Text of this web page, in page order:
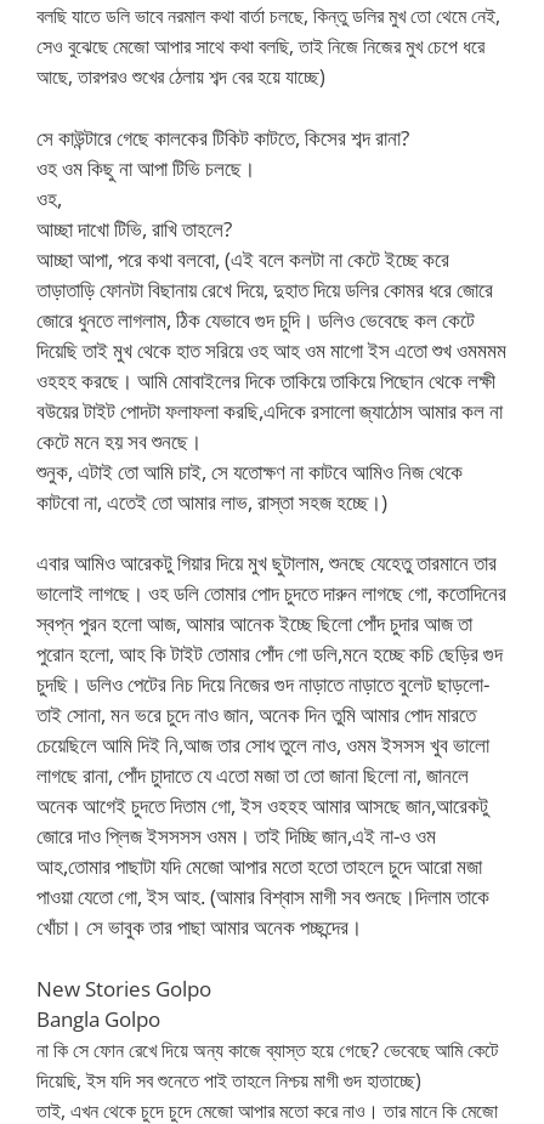
বলছি যাতে ডলি ভাবে নরমাল কথা বার্তা চলছে, কিন্তু ডলির মুখ তো থেমে নেই,
সেও বুঝেছে মেজো আপার সাথে কথা বলছি, তাই নিজে নিজের মুখ চেপে ধরে
আছে, তারপরও শুখের ঠেলায় শব্দ বের হয়ে যাচ্ছে)
সে কাউন্টারে গেছে কালকের টিকিট কাটতে, কিসের শব্দ রানা?
ওহ ওম কিছু না আপা টিভি চলছে।
ওহ,
আচ্ছা দাখো টিভি, রাখি তাহলে?
আচ্ছা আপা, পরে কথা বলবো, (এই বলে কলটা না কেটে ইচ্ছে করে
তাড়াতাড়ি ফোনটা বিছানায় রেখে দিয়ে, দুহাত দিয়ে ডলির কোমর ধরে জোরে
জোরে ধুনতে লাগলাম, ঠিক যেভাবে গুদ চুদি। ডলিও ভেবেছে কল কেটে
দিয়েছি তাই মুখ থেকে হাত সরিয়ে ওহ আহ ওম মাগো ইস এতো শুখ ওমমমম
ওহহহ করছে। আমি মোবাইলের দিকে তাকিয়ে তাকিয়ে পিছোন থেকে লক্ষী
বউয়ের টাইট পোদটা ফলাফলা করছি,এদিকে রসালো জ্যাঠোস আমার কল না
কেটে মনে হয় সব শুনছে।
শুনুক, এটাই তো আমি চাই, সে যতোক্ষণ না কাটবে আমিও নিজ থেকে
কাটবো না, এতেই তো আমার লাভ, রাস্তা সহজ হচ্ছে।)
এবার আমিও আরেকটু গিয়ার দিয়ে মুখ ছুটালাম, শুনছে যেহেতু তারমানে তার
ভালোই লাগছে। ওহ ডলি তোমার পোদ চুদতে দারুন লাগছে গো, কতোদিনের
স্বপ্ন পুরন হলো আজ, আমার আনেক ইচ্ছে ছিলো পোঁদ চুদার আজ তা
পুরোন হলো, আহ কি টাইট তোমার পোঁদ গো ডলি,মনে হচ্ছে কচি ছেড়ির গুদ
চুদছি। ডলিও পেটের নিচ দিয়ে নিজের গুদ নাড়াতে নাড়াতে বুলেট ছাড়লো-
তাই সোনা, মন ভরে চুদে নাও জান, অনেক দিন তুমি আমার পোদ মারতে
চেয়েছিলে আমি দিই নি,আজ তার সোধ তুলে নাও, ওমম ইসসস খুব ভালো
লাগছে রানা, পোঁদ চুাদাতে যে এতো মজা তা তো জানা ছিলো না, জানলে
অনেক আগেই চুদতে দিতাম গো, ইস ওহহহ আমার আসছে জান,আরেকটু
জোরে দাও প্লিজ ইসসসস ওমম। তাই দিচ্ছি জান,এই না-ও ওম
আহ,তোমার পাছাটা যদি মেজো আপার মতো হতো তাহলে চুদে আরো মজা
পাওয়া যেতো গো, ইস আহ. (আমার বিশ্বাস মাগী সব শুনছে।দিলাম তাকে
খোঁচা। সে ভাবুক তার পাছা আমার অনেক পচ্ছন্দের।
New Stories Golpo
Bangla Golpo
না কি সে ফোন রেখে দিয়ে অন্য কাজে ব্যাস্ত হয়ে গেছে? ভেবেছে আমি কেটে
দিয়েছি, ইস যদি সব শুনেতে পাই তাহলে নিশ্চয় মাগী গুদ হাতাচ্ছে)
তাই, এখন থেকে চুদে চুদে মেজো আপার মতো করে নাও। তার মানে কি মেজো